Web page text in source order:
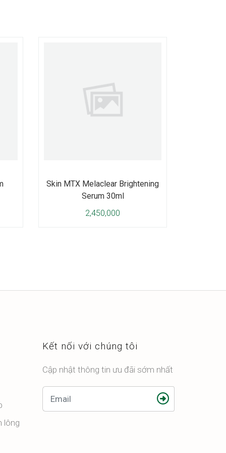
Skin MTX Melaclear Brightening
Serum 30ml
2,450,000
lông
Kết nối với chúng tôi
Cập nhật thông tin ưu đãi sớm nhất